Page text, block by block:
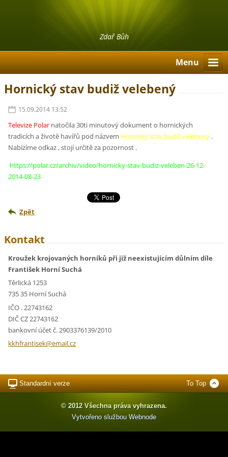
Zdař Bůh
Menu
Hornický stav budiž velebený
15.09.2014 13:52
Televize Polar natočila 30ti minutový dokument o hornických
tradicích a životě havířů pod názvem Hornický stav budiž velebený .
Nabízíme odkaz , stojí určitě za pozornost .
https://polar.cz/archiv/video/hornicky-stav-budiz-veleben-26-12-
2014-08-23
Zpět
Kontakt
Kroužek krojovaných horníků při již neexistujícím důlním díle
František Horní Suchá
Těrlická 1253
735 35 Horní Suchá
IČO . 22743162
DIČ CZ 22743162
bankovní účet č. 2903376139/2010
kkhfrantisek@email.cz
Standardní verze To Top
© 2012 Všechna práva vyhrazena.
Vytvořeno službou Webnode